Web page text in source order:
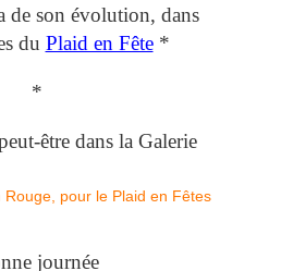
de son évolution, dans
du Plaid en Fête*
*
être dans la Galerie
journée